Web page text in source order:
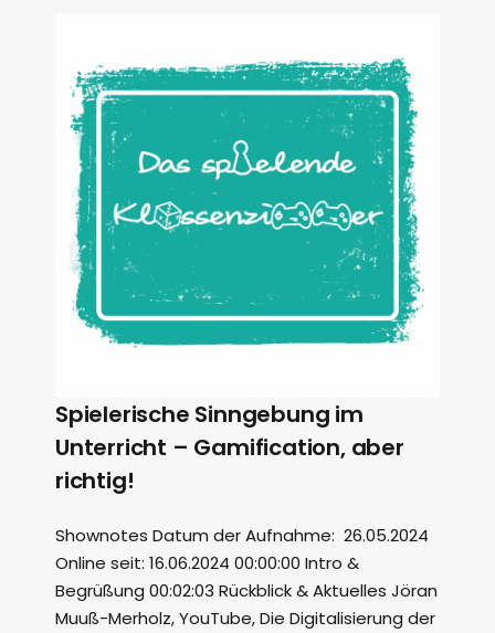
Spielerische Sinngebung im
Unterricht – Gamification, aber
richtig!
Shownotes Datum der Aufnahme: 26.05.2024
Online seit: 16.06.2024 00:00:00 Intro &
Begrüßung 00:02:03 Rückblick & Aktuelles Jöran
Muuß-Merholz, YouTube, Die Digitalisierung der